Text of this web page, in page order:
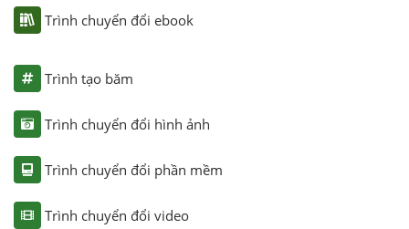
Trình chuyển đổi ebook
Trình tạo băm
Trình chuyển đổi hình ảnh
Trình chuyển đổi phần mềm
Trình chuyển đổi video